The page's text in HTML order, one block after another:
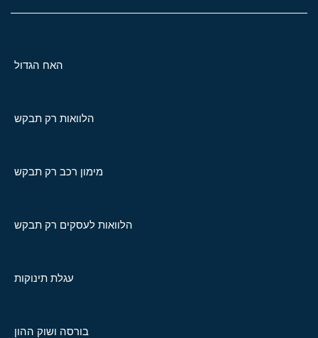
האח הגדול
הלוואות רק תבקש
מימון רכב רק תבקש
הלוואות לעסקים רק תבקש
עגלת תינוקות
בורסה ושוק ההון